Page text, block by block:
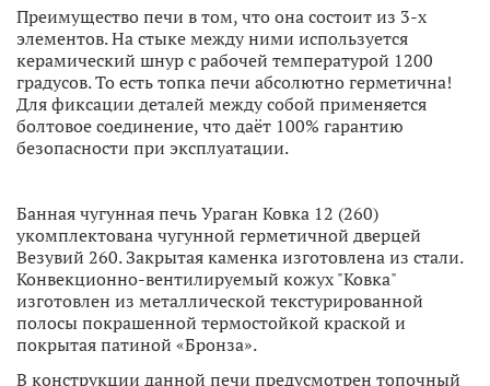
Преимущество печи в том, что она состоит из 3-х
элементов. На стыке между ними используется
керамический шнур с рабочей температурой 1200
градусов. То есть топка печи абсолютно герметична!
Для фиксации деталей между собой применяется
болтовое соединение, что даёт 100% гарантию
безопасности при эксплуатации.
Банная чугунная печь Ураган Ковка 12 (260)
укомплектована чугунной герметичной дверцей
Везувий 260. Закрытая каменка изготовлена из стали.
Конвекционно-вентилируемый кожух "Ковка"
изготовлен из металлической текстурированной
полосы покрашенной термостойкой краской и
покрытая патиной «Бронза».
В конструкции данной печи предусмотрен топочный